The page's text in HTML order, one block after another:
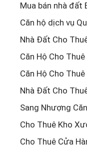
Mua bán nhà đất
Căn hộ dịch vụ
Nhà Đất Cho
Căn Hộ Cho
Căn Hộ Cho
Nhà Đất Cho
Sang Nhượng
Cho Thuê Kho
Cho Thuê Cửa